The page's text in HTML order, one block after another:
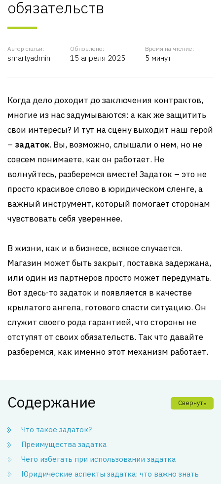
обязательств
Автор статьи:
smartyadmin
Обновлено:
15 апреля 2025
Время на чтение:
5 минут
Когда дело доходит до заключения контрактов,
многие из нас задумываются: а как же защитить
свои интересы? И тут на сцену выходит наш герой
– задаток. Вы, возможно, слышали о нем, но не
совсем понимаете, как он работает. Не
волнуйтесь, разберемся вместе! Задаток – это не
просто красивое слово в юридическом сленге, а
важный инструмент, который помогает сторонам
чувствовать себя увереннее.
В жизни, как и в бизнесе, всякое случается.
Магазин может быть закрыт, поставка задержана,
или один из партнеров просто может передумать.
Вот здесь-то задаток и появляется в качестве
крылатого ангела, готового спасти ситуацию. Он
служит своего рода гарантией, что стороны не
отступят от своих обязательств. Так что давайте
разберемся, как именно этот механизм работает.
Содержание Свернуть
Что такое задаток?
Преимущества задатка
Чего избегать при использовании задатка
Юридические аспекты задатка: что важно знать